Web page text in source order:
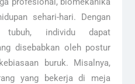
sehari-hari. Dengan
tubuh, individu dapat
disebabkan oleh postur
buruk. Misalnya,
yang bekerja di meja